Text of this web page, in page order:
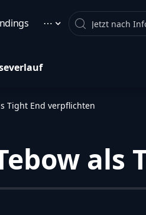
⋯ Search
Tight End verpflichten